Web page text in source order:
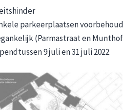
parkeerplaatsen
(Parmastraat en
9 juli en 31 juli 2022